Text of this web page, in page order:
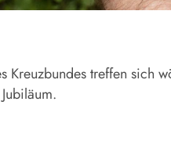
Kreuzbundes treffen